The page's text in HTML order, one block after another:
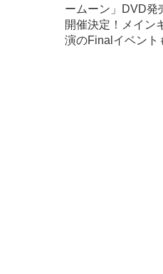
ームーン」DVD発
開催決定！メイン
演のFinalイベント